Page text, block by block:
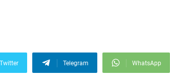
Twitter Telegram WhatsApp